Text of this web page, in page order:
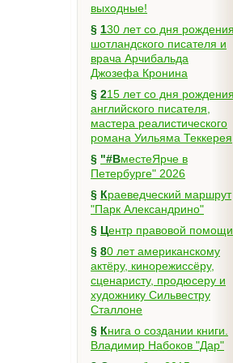
выходные!
§ 130 лет со дня рождения
шотландского писателя и
врача Арчибальда
Джозефа Кронина
§ 215 лет со дня рождения
английского писателя,
мастера реалистического
романа Уильяма Теккерея
§ "#ВместеЯрче в
Петербурге" 2026
§ Краеведческий маршрут
"Парк Александрино"
§
Центр правовой помощи
§ 80 лет американскому
актёру, кинорежиссёру,
сценаристу, продюсеру и
художнику Сильвестру
Сталлоне
§ Книга о создании книги.
Владимир Набоков "Дар"